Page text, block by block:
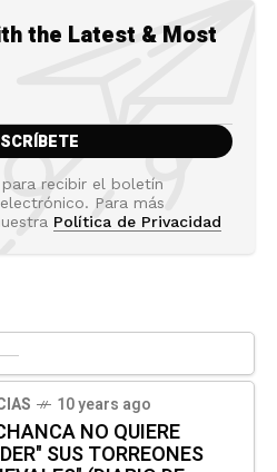
the Latest & Most
recibir el boletín
Para más
Política de Privacidad
10 years ago
NO QUIERE
SUS TORREONES